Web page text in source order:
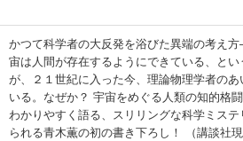
かつて科学者の大反発を浴びた異端の考え
宙は人間が存在するようにできている、と
が、２１世紀に入った今、理論物理学者の
いる。なぜか？ 宇宙をめぐる人類の知的格
わかりやすく語る、スリリングな科学ミス
られる青木薫の初の書き下ろし！ （講談社現